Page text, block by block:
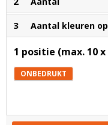
3 Aantal kleuren
1 positie (max. 10 x
ONBEDRUKT